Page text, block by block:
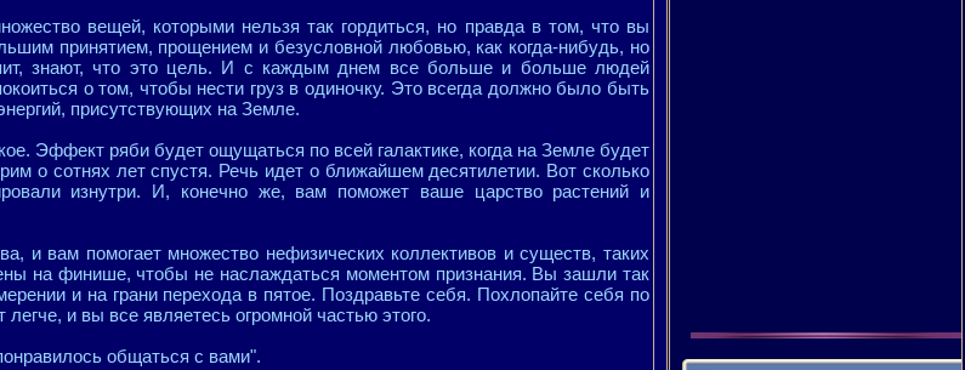
вещей, которыми нельзя так гордиться, но правда в том, что вы
принятием, прощением и безусловной любовью, как когда-нибудь, но
знают, что это цель. И с каждым днем ​​все больше и больше людей
о том, чтобы нести груз в одиночку. Это всегда должно было быть
присутствующих на Земле.
Эффект ряби будет ощущаться по всей галактике, когда на Земле будет
о сотнях лет спустя. Речь идет о ближайшем десятилетии. Вот сколько
изнутри. И, конечно же, вам поможет ваше царство растений и
и вам помогает множество нефизических коллективов и существ, таких
на финише, чтобы не наслаждаться моментом признания. Вы зашли так
и на грани перехода в пятое. Поздравьте себя. Похлопайте себя по
и вы все являетесь огромной частью этого.
общаться с вами".